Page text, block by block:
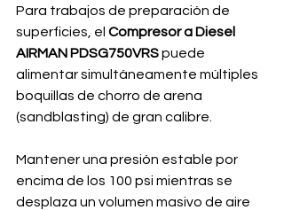
Para trabajos de preparación de
superficies, el Compresor a Diesel
AIRMAN PDSG750VRS puede
alimentar simultáneamente múltiples
boquillas de chorro de arena
(sandblasting) de gran calibre.
Mantener una presión estable por
encima de los 100 psi mientras se
desplaza un volumen masivo de aire